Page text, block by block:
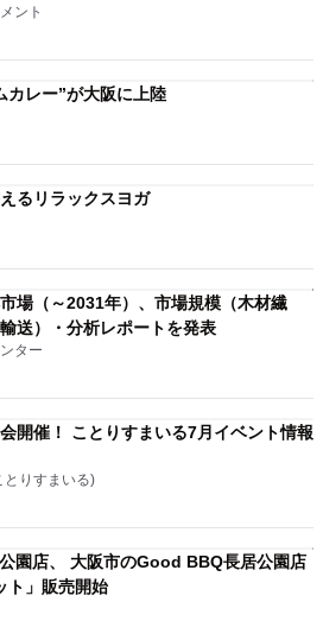
ント
カレー”が大阪に上陸
るリラックスヨガ
場（～2031年）、市場規模（木材繊
送）・分析レポートを発表
ター
開催！ ことりすまいる7月イベント情報
とりすまいる)
園店、 大阪市のGood BBQ長居公園店
ト」販売開始